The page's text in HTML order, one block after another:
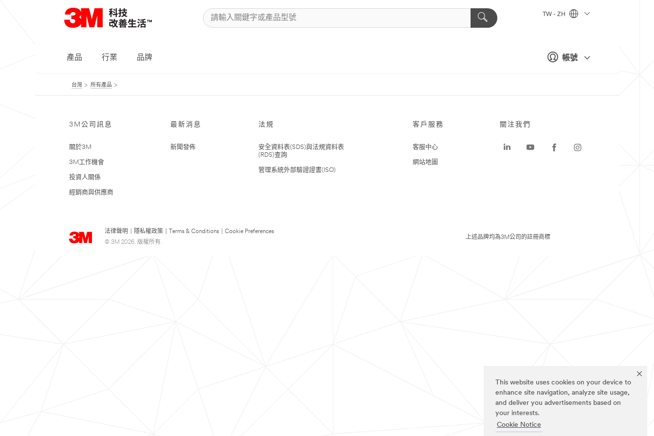
This website uses cookies on your device to
enhance site navigation, analyze site usage,
and deliver you advertisements based on
your interests.
Cookie Notice
帳號
TW - ZH
產品 行業 品牌
台灣 所有產品
3M公司訊息
關於3M
3M工作機會
投資人關係
經銷商與供應商
最新消息
新聞發佈
法規
安全資料表(SDS)與法規資料表
(RDS)查詢
管理系統外部驗證證書(ISO)
客戶服務
客服中心
網站地圖
法律聲明 隱私權政策 Terms & Conditions
Cookie Preferences
© 3M 2026. 版權所有.
關注我們
上述品牌均為3M公司的註冊商標